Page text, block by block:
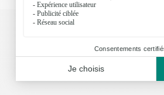
Vous
Encore plus